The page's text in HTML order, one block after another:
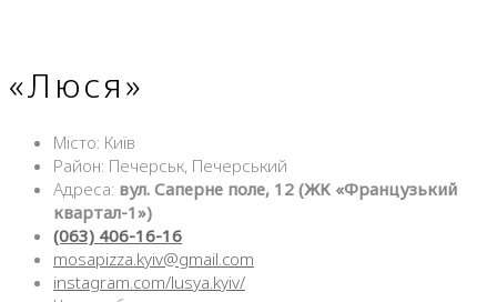
«Люся»
Місто: Київ
Район: Печерськ, Печерський
Адреса: вул. Саперне поле, 12 (ЖК «Французький
квартал-1»)
(063) 406-16-16
mosapizza.kyiv@gmail.com
instagram.com/lusya.kyiv/